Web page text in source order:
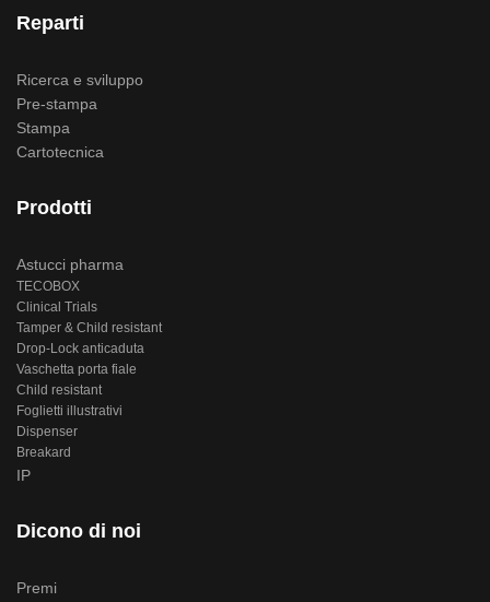
Reparti
Ricerca e sviluppo
Pre-stampa
Stampa
Cartotecnica
Prodotti
Astucci pharma
TECOBOX
Clinical Trials
Tamper & Child resistant
Drop-Lock anticaduta
Vaschetta porta fiale
Child resistant
Foglietti illustrativi
Dispenser
Breakard
IP
Dicono di noi
Premi